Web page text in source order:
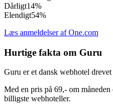
Dårligt14%
Elendigt54%
Læs anmeldelser af One.com
Hurtige fakta om Guru
Guru er et dansk webhotel
Med en pris på 69,- om
billigste webhoteller.